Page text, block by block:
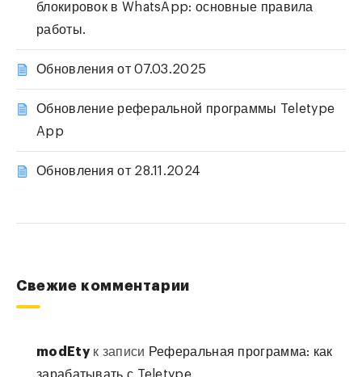
блокировок в WhatsApp: основные правила
работы.
Обновления от 07.03.2025
Обновление реферальной программы Teletype
App
Обновления от 28.11.2024
Свежие комментарии
modEtyк записи Реферальная программа: как